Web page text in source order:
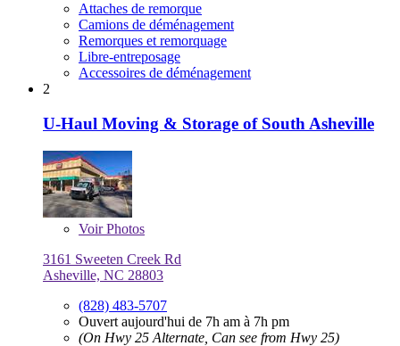
Attaches de remorque
Camions de déménagement
Remorques et remorquage
Libre-entreposage
Accessoires de déménagement
2
U-Haul Moving & Storage of South Asheville
VoirPhotos
3161 Sweeten Creek Rd
Asheville, NC 28803
(828) 483-5707
Ouvert aujourd'hui de 7h am à 7h pm
(On Hwy 25 Alternate, Can see from Hwy 25)